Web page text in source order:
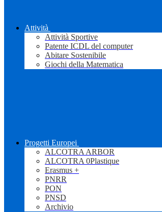
Attività
Attività Sportive
Patente ICDL del computer
Abitare Sostenibile
Giochi della Matematica
Progetti Europei
ALCOTRA ARBOR
ALCOTRA 0Plastique
Erasmus +
PNRR
PON
PNSD
Archivio